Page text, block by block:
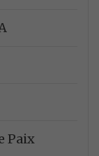
Paix